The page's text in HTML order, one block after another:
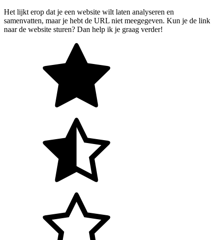
Het lijkt erop dat je een website wilt laten analyseren en
samenvatten, maar je hebt de URL niet meegegeven. Kun je de link
naar de website sturen? Dan help ik je graag verder!